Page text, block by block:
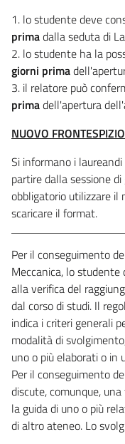
1. lo studente deve
primadalla seduta di
2. lo studente ha la
giorni prima
3. il relatore può
primadell'apertura
NUOVO FRONTESPIZIO
Si informano i
partire dalla sessione
obbligatorio utilizzare il
scaricare il format.
Per il conseguimento
Meccanica, lo studente
alla verifica del
dal corso di studi. Il
indica i criteri generali
modalità di
uno o più elaborati o in
Per il conseguimento
discute, comunque,
la guida di uno o più
di altro ateneo. Lo